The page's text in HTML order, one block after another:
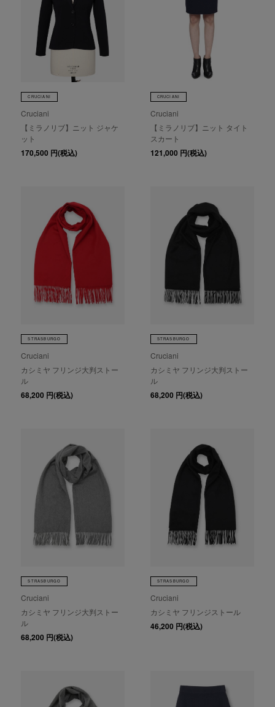
CRUCIANI
Cruciani
【ミラノリブ】ニット ジャケ
ット
170,500 円(税込)
CRUCIANI
Cruciani
【ミラノリブ】ニット タイト
スカート
121,000 円(税込)
STRASBURGO
Cruciani
カシミヤ フリンジ大判ストー
ル
68,200 円(税込)
STRASBURGO
Cruciani
カシミヤ フリンジ大判ストー
ル
68,200 円(税込)
STRASBURGO
Cruciani
カシミヤ フリンジ大判ストー
ル
68,200 円(税込)
STRASBURGO
Cruciani
カシミヤ フリンジストール
46,200 円(税込)